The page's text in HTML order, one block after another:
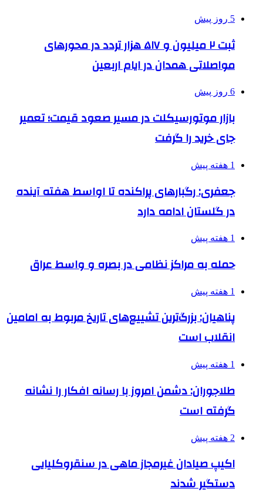
5 روز پیش
ثبت ۲ میلیون و ۵۱۷ هزار تردد در محورهای
مواصلاتی همدان در ایام اربعین
6 روز پیش
بازار موتورسیکلت در مسیر صعود قیمت؛ تعمیر
جای خرید را گرفت
1 هفته پیش
جعفری: رگبارهای پراکنده تا اواسط هفته آینده
در گلستان ادامه دارد
1 هفته پیش
حمله به مراکز نظامی در بصره و واسط عراق
1 هفته پیش
پناهیان: بزرگ‌ترین تشییع‌های تاریخ مربوط به امامین
انقلاب است
1 هفته پیش
طلاجوران: دشمن امروز با رسانه افکار را نشانه
گرفته است
2 هفته پیش
اکیپ صیادان غیرمجاز ماهی در سنقروکلیایی
دستگیر شدند